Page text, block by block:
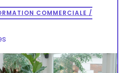
COMMERCIALE /